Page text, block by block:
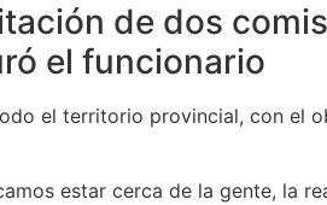
de dos
el funcionario
el territorio provincial, con el
estar cerca de la gente, la